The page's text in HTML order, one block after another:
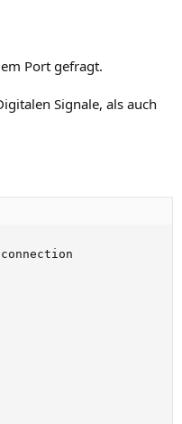
Port gefragt.
Signale, als auch